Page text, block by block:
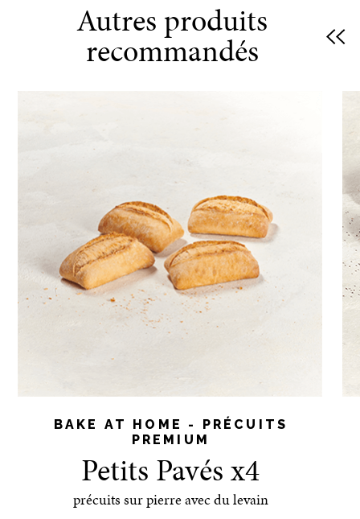
emballage, faites
cuire environ 10-
12min jusqu’à
Placez les pains
dans une friteuse
à air (airfryer)
pendant 5-6 min à
200-220°C/400-
420°F.
Autres produits
recommandés
BAKE AT HOME - PRÉCUITS
PREMIUM
Petits Pavés x4
précuits sur pierre avec du levain